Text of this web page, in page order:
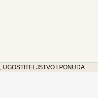
UGOSTITELJSTVO I PONUDA